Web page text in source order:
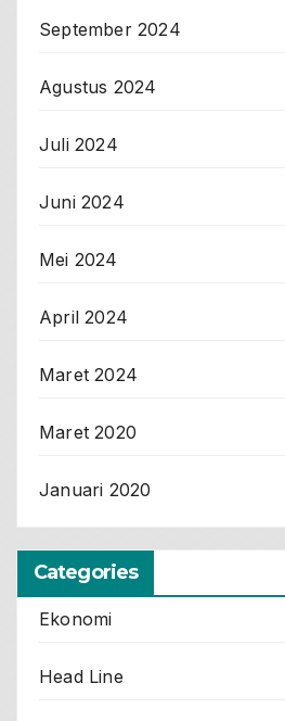
September 2024
Agustus 2024
Juli 2024
Juni 2024
Mei 2024
April 2024
Maret 2024
Maret 2020
Januari 2020
Categories
Ekonomi
Head Line